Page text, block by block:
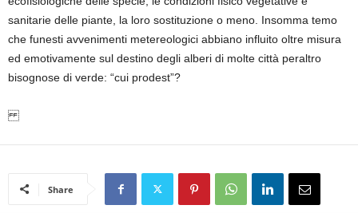
sanitarie delle piante, la loro sostituzione o meno. Insomma temo
che funesti avvenimenti metereologici abbiano influito oltre misura
ed emotivamente sul destino degli alberi di molte città peraltro
bisognose di verde: “cui prodest”?
Share